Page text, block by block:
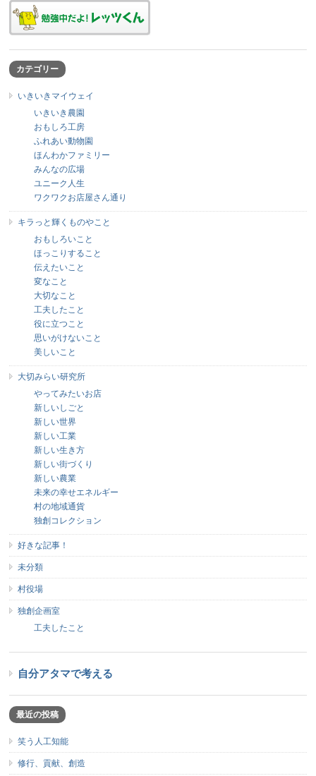
カテゴリー
いきいきマイウェイ
いきいき農園
おもしろ工房
ふれあい動物園
ほんわかファミリー
みんなの広場
ユニーク人生
ワクワクお店屋さん通り
キラっと輝くものやこと
おもしろいこと
ほっこりすること
伝えたいこと
変なこと
大切なこと
工夫したこと
役に立つこと
思いがけないこと
美しいこと
大切みらい研究所
やってみたいお店
新しいしごと
新しい世界
新しい工業
新しい生き方
新しい街づくり
新しい農業
未来の幸せエネルギー
村の地域通貨
独創コレクション
好きな記事！
未分類
村役場
独創企画室
工夫したこと
自分アタマで考える
最近の投稿
笑う人工知能
修行、貢献、創造